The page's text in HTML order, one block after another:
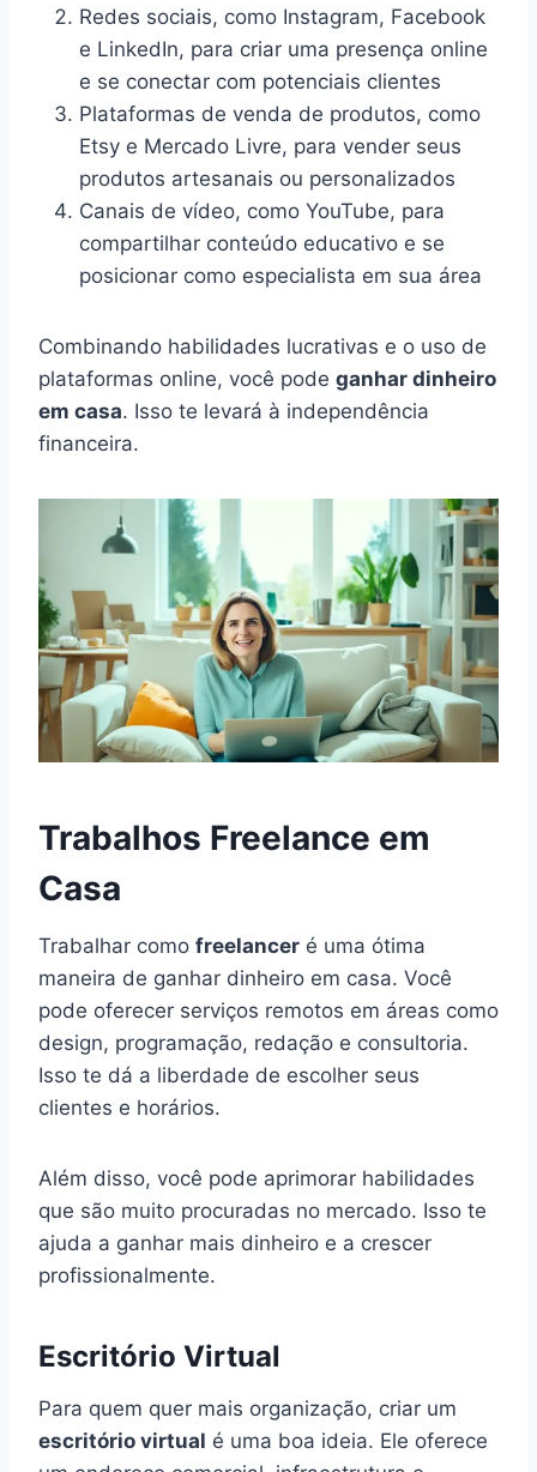
Redes sociais, como Instagram, Facebook
e LinkedIn, para criar uma presença online
e se conectar com potenciais clientes
Plataformas de venda de produtos, como
Etsy e Mercado Livre, para vender seus
produtos artesanais ou personalizados
Canais de vídeo, como YouTube, para
compartilhar conteúdo educativo e se
posicionar como especialista em sua área
Combinando habilidades lucrativas e o uso de
plataformas online, você pode ganhar dinheiro
em casa. Isso te levará à independência
financeira.
Trabalhos Freelance em
Casa
Trabalhar como freelancer é uma ótima
maneira de ganhar dinheiro em casa. Você
pode oferecer serviços remotos em áreas como
design, programação, redação e consultoria.
Isso te dá a liberdade de escolher seus
clientes e horários.
Além disso, você pode aprimorar habilidades
que são muito procuradas no mercado. Isso te
ajuda a ganhar mais dinheiro e a crescer
profissionalmente.
Escritório Virtual
Para quem quer mais organização, criar um
escritório virtual é uma boa ideia. Ele oferece